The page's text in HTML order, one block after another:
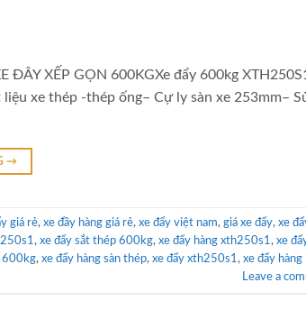
ĐÂY XẾP GỌN 600KGXe đẩy 600kg
xe thép -thép ống– Cự ly sàn xe 253mm–
→
giá rẻ, xe đầy hàng giá rẻ, xe đẩy việt nam, giá xe đẩy, xe
, xe đẩy sắt thép 600kg, xe đẩy hàng xth250s1 , xe
600kg, xe đẩy hàng sàn thép, xe đẩy xth250s1 , xe đẩy hàng
Leave a